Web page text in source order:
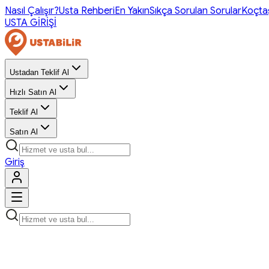
Nasıl Çalışır?Usta RehberiEn YakınSıkça Sorulan Sorular
USTA GİRİŞİ
Ustadan Teklif Al
Hızlı Satın Al
Teklif Al
Satın Al
Giriş